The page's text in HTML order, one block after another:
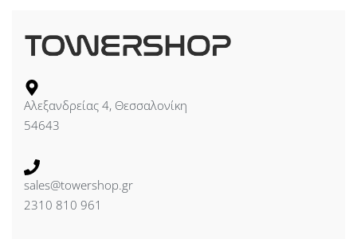
Αλεξανδρείας 4, Θεσσαλονίκη
54643
sales@towershop.gr
2310 810 961